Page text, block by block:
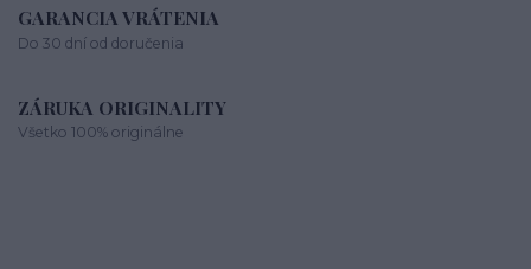
GARANCIA VRÁTENIA
Do 30 dní od doručenia
ZÁRUKA ORIGINALITY
Všetko 100% originálne